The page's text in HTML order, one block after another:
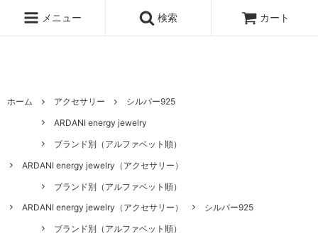
ノンケミカル日焼け止め、オーガニックコスメのオンライン通販ショッ
メニュー 検索 カート
ホーム アクセサリー
シルバー925
ARDANI energy jewelry
ブランド別（アルファベット順）
ARDANI energy jewelry（アクセサリー）
ブランド別（アルファベット順）
ARDANI energy jewelry（アクセサリー）
シルバー925
ブランド別（アルファベット順）